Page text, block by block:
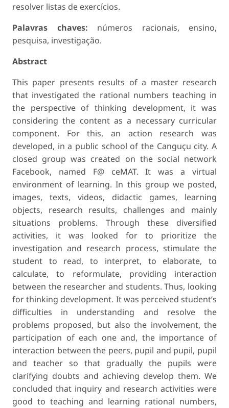
resolver listas de exercícios.
Palavras chaves: números racionais, ensino,
pesquisa, investigação.
Abstract
This paper presents results of a master research
that investigated the rational numbers teaching in
the perspective of thinking development, it was
considering the content as a necessary curricular
component. For this, an action research was
developed, in a public school of the Canguçu city. A
closed group was created on the social network
Facebook, named F@ ceMAT. It was a virtual
environment of learning. In this group we posted,
images, texts, videos, didactic games, learning
objects, research results, challenges and mainly
situations problems. Through these diversified
activities, it was looked for to prioritize the
investigation and research process, stimulate the
student to read, to interpret, to elaborate, to
calculate, to reformulate, providing interaction
between the researcher and students. Thus, looking
for thinking development. It was perceived student’s
difficulties in understanding and resolve the
problems proposed, but also the involvement, the
participation of each one and, the importance of
interaction between the peers, pupil and pupil, pupil
and teacher so that gradually the pupils were
clarifying doubts and achieving develop them. We
concluded that inquiry and research activities were
good to teaching and learning rational numbers,